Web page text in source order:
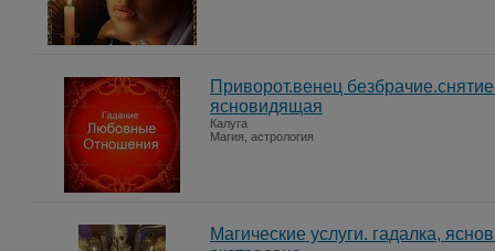
Приворот.венец
ясновидящая
Калуга
Магия, астрология
Магические услуги. гадалка,